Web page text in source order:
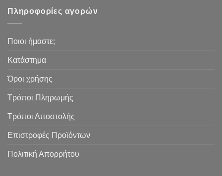
Πληροφορίες αγορών
Ποιοι ήμαστε;
Κατάστημα
Όροι χρήσης
Τρόποι Πληρωμής
Τρόποι Αποστολής
Επιστροφές Προϊόντων
Πολιτική Απορρήτου